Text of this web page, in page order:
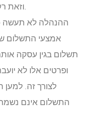
ההנהלה לא תעשה
אמצעי התשלום
תשלום בגין עסקה
ופרטים אלו לא
לצורך זה.
התשלום אינם